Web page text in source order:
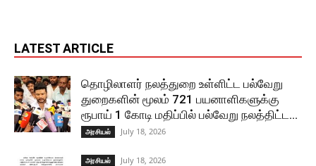
LATEST ARTICLE
தொழிலாளர் நலத்துறை உள்ளிட்ட பல்வேறு
துறைகளின் மூலம் 721 பயனாளிகளுக்கு
ரூபாய் 1 கோடி மதிப்பில் பல்வேறு நலத்திட்ட...
அரசியல் July 18, 2026
அரசியல் July 18, 2026